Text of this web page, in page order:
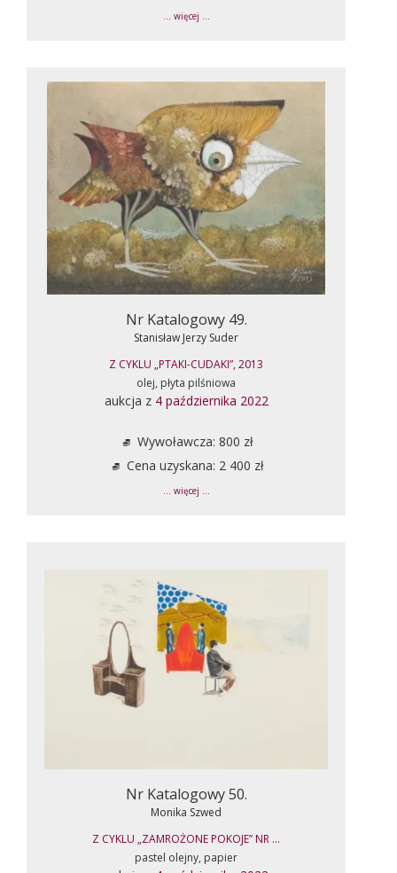
... więcej ...
Nr Katalogowy 49.
Stanisław Jerzy Suder
Z CYKLU „PTAKI-CUDAKI”, 2013
olej, płyta pilśniowa
aukcja z 4 października 2022
Wywoławcza: 800 zł
Cena uzyskana: 2 400 zł
... więcej ...
Nr Katalogowy 50.
Monika Szwed
Z CYKLU „ZAMROŻONE POKOJE” NR ...
pastel olejny, papier